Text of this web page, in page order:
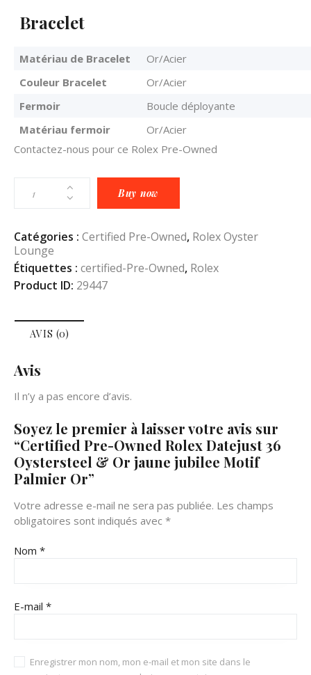
Bracelet
Matériau de Bracelet
Or/Acier
Couleur Bracelet
Or/Acier
Fermoir
Boucle déployante
Matériau fermoir
Or/Acier
Contactez-nous pour ce Rolex Pre-Owned
Buy now
Catégories : Certified Pre-Owned, Rolex Oyster
Lounge
Étiquettes : certified-Pre-Owned, Rolex
Product ID: 29447
AVIS (0)
Avis
Il n’y a pas encore d’avis.
Soyez le premier à laisser votre avis sur
“Certified Pre-Owned Rolex Datejust 36
Oystersteel & Or jaune jubilee Motif
Palmier Or”
Votre adresse e-mail ne sera pas publiée. Les champs
obligatoires sont indiqués avec *
Nom *
E-mail *
Enregistrer mon nom, mon e-mail et mon site dans le